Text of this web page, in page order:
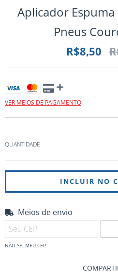
Aplicador Espuma
Pneus
R$8,50
VER MEIOS DE PAGAMENTO
QUANTIDADE
Entregas para o CEP:
Meios de envio
NÃO SEI MEU CEP